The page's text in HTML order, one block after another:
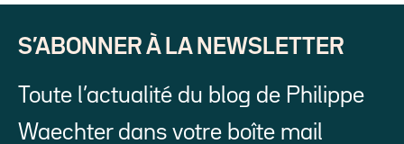
S’ABONNER À LA NEWSLETTER
Toute l’actualité du blog de Philippe
Waechter dans votre boîte mail